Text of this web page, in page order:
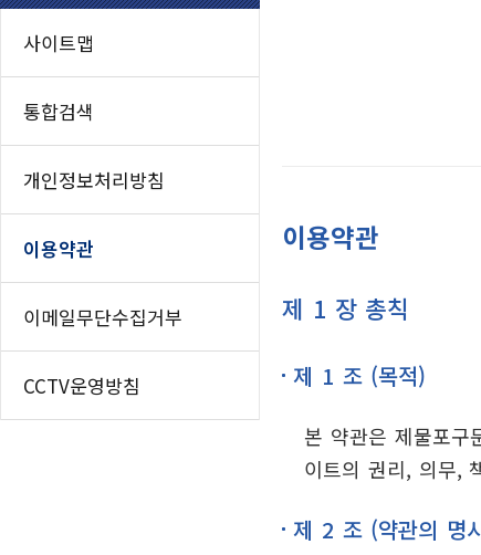
사이트맵
통합검색
개인정보처리방침
이용약관
이메일무단수집거부
CCTV운영방침
카카오스토리 공
이용약관
제 1 장 총칙
제 1 조 (목적)
본 약관은 제물포
이트의 권리, 의무,
제 2 조 (약관의 명